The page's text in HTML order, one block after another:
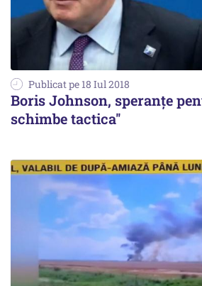
Publicat pe 18 Iul 2018
Boris Johnson, speranțe
schimbe tactica''